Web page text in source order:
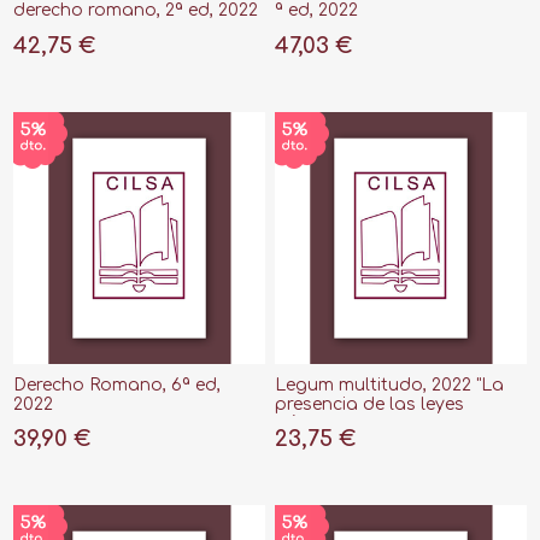
derecho romano, 2ª ed, 2022
42,75 €
ª ed, 2022
47,03 €
Derecho Romano, 6ª ed,
2022
39,90 €
Legum multitudo, 2022 "La
presencia de las leyes
privado romano"
23,75 €